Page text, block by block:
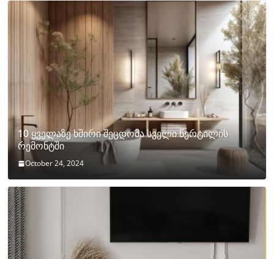
10 ყველაზე ხშირი შეცდომა სველი წერტილის
რემონტში
October 24, 2024